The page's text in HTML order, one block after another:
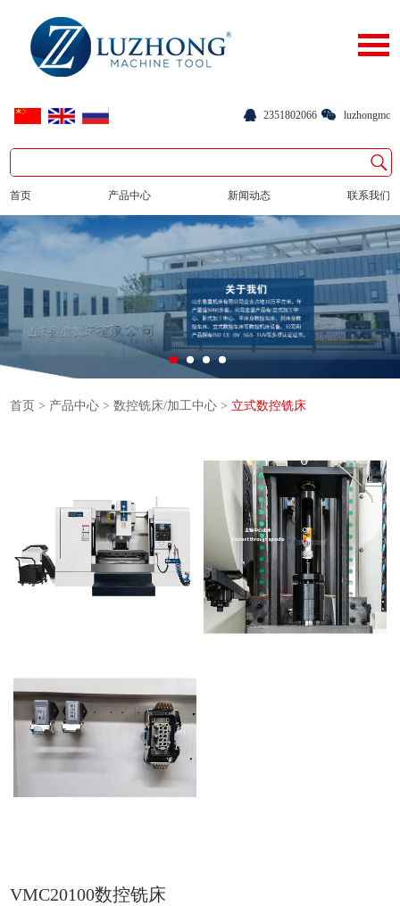
2351802066 luzhongmc
首页 产品中心 新闻动态 联系我们
首页 > 产品中心 >数控铣床/加工中心 > 立式数控铣床
VMC20100数控铣床